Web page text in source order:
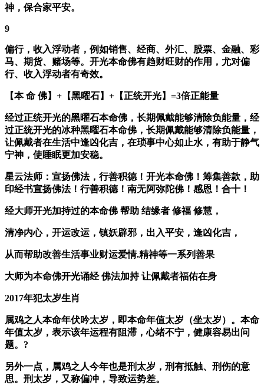
神，保合家平安。
9
偏行，收入浮动者，例如销售、经商、外汇、股票、金融、彩
马、期货、赌场等。开光本命佛有趋财旺财的作用，尤对偏
行、收入浮动者有奇效。
【本 命 佛】+【黑曜石】+【正统开光】=3倍正能量
经过正统开光的黑曜石本命佛，长期佩戴能够清除负能量，经
过正统开光的冰种黑曜石本命佛，长期佩戴能够清除负能量，
让佩戴者在生活中逢凶化吉，在琐事中心如止水，有助于静气
宁神，使睡眠更加安稳。
星云法师：宣扬佛法，行善积德！开光本命佛！筹集善款，助
印经书宣扬佛法！行善积德！南无阿弥陀佛！感恩！合十！
经大师开光加持过的本命佛 帮助 结缘者 修福 修慧，
清净内心，开运改运，镇妖辟邪，出入平安，逢凶化吉，
从而帮助改善生活事业财运爱情.精神等一系列善果
大师为本命佛开光诵经 佛法加持 让佩戴者福佑在身
2017年犯太岁生肖
属鸡之人本命年伏吟太岁，即本命年值太岁（坐太岁）。本命
年值太岁，表示该年运程有阻滞，心绪不宁，健康容易出问
题。?
另外一点，属鸡之人今年也是刑太岁，刑有抵触、刑伤的意
思。刑太岁，又称偏冲，导致运势差。